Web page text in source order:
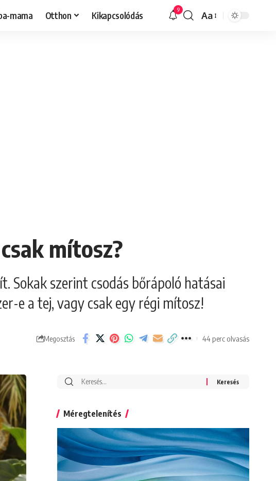
mama Otthon Kikapcsolódás 9
Font
Aa
mítosz?
Sokak szerint csodás bőrápoló hatásai
e a tej, vagy csak egy régi mítosz!
Megosztás 44 perc olvasás
Search
Méregtelenítés